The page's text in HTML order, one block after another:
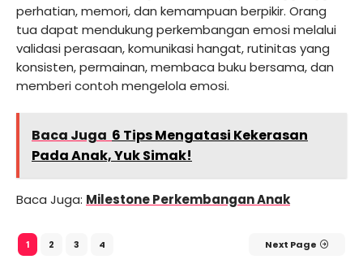
perhatian, memori, dan kemampuan berpikir. Orang
tua dapat mendukung perkembangan emosi melalui
validasi perasaan, komunikasi hangat, rutinitas yang
konsisten, permainan, membaca buku bersama, dan
memberi contoh mengelola emosi.
Baca Juga 6 Tips Mengatasi Kekerasan
Pada Anak, Yuk Simak!
Baca Juga: Milestone Perkembangan Anak
1 2 3 4 Next Page